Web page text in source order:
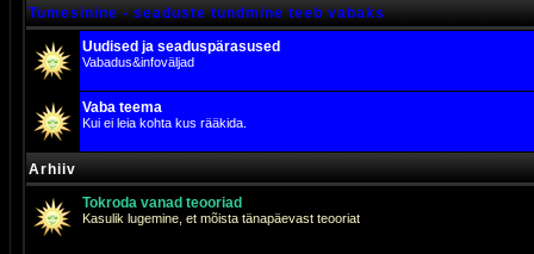
Tumesinine - seaduste tundmine teeb vabaks
Uudised ja seaduspärasused
Vabadus&infoväljad
Vaba teema
Kui ei leia kohta kus rääkida.
Arhiiv
Tokroda vanad teooriad
Kasulik lugemine, et mõista tänapäevast teooriat